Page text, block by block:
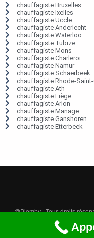
chauffagiste Bruxelles
chauffagiste Ixelles
chauffagiste Uccle
chauffagiste Anderlecht
chauffagiste Waterloo
chauffagiste Tubize
chauffagiste Mons
chauffagiste Charleroi
chauffagiste Namur
chauffagiste Schaerbeek
chauffagiste Rhode-Saint-
chauffagiste Ath
chauffagiste Liège
chauffagiste Arlon
chauffagiste Manage
chauffagiste Ganshoren
chauffagiste Etterbeek
@Plomby - Tous droits
Débouchage